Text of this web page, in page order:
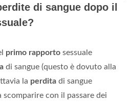
di sangue dopo il
primo rapporto sessuale
di sangue (questo è dovuto alla
la perdita di sangue
con il passare dei